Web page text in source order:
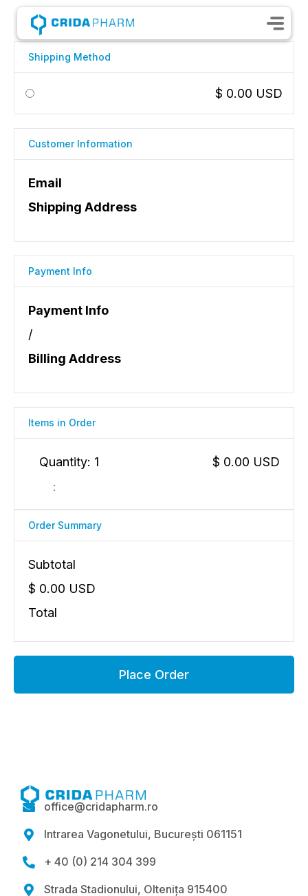
Shipping Method
$ 0.00 USD
Customer Information
Email
Shipping Address
Payment Info
Payment Info
/
Billing Address
Items in Order
1
:
$ 0.00 USD
Order Summary
Subtotal
$ 0.00 USD
Total
Place Order
 office@cridapharm.ro
 Intrarea Vagonetului, București 061151
 + 40 (0) 214 304 399
 Strada Stadionului, Oltenița 915400